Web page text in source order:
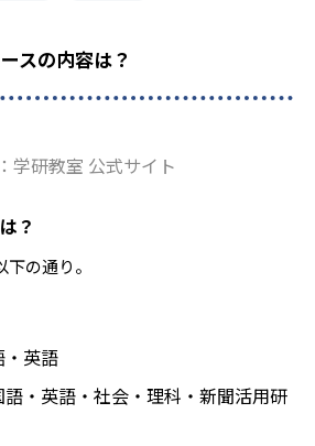
修会や勉強会で日々指導スキルを研
たちに学ぶ喜びを」「自信を」「生
のもとで生徒一人ひとりに向き合っ
の「できるところ」「良いところ」
気」を引き出し、無理のない学習と
学習相談や教育相談、保護者とのコ
対応している。
生き生きと学ぶことも重視してい
のとれた生徒の育成を推進。「教室
・かばんの整とん」といったしつけ
人的な教育に取り組んでいる点も、
う。
スの内容は？
学研教室 公式サイト
？
の通り。
・英語
・英語・社会・理科・新聞活用研